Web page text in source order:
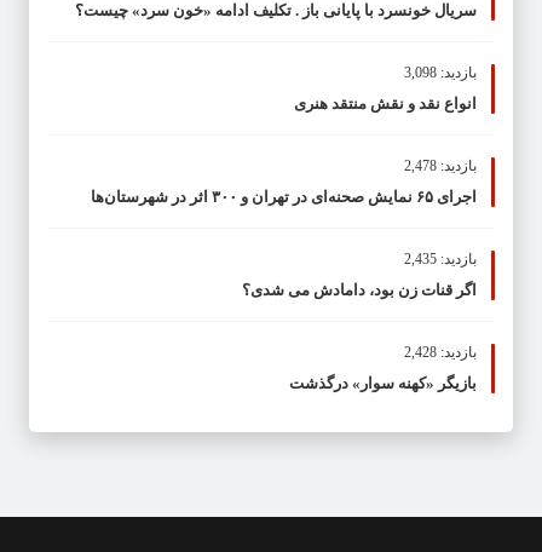
سریال خونسرد با پایانی باز . تکلیف ادامه «خون سرد» چیست؟
بازدید: 3,098
انواع نقد و نقش منتقد هنری
بازدید: 2,478
اجرای ۶۵ نمایش صحنه‌ای در تهران و ۳۰۰ اثر در شهرستان‌ها
بازدید: 2,435
اگر قنات زن بود، دامادش می شدی؟
بازدید: 2,428
بازیگر «کهنه سوار» درگذشت